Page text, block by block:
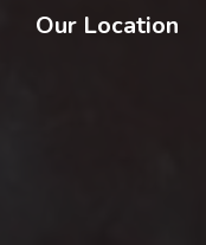
Our Location